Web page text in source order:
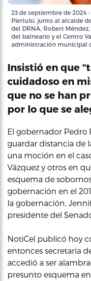
23 de septiembre de 2024
Pierluisi, junto al alcalde
del DRNA, Robert
del balneario y el Centro
administración municipal
Insistió en que
cuidadoso en
que no se han
por lo que se
El gobernador Pedro
guardar distancia de
una moción en el
Vázquez y otros en
esquema de
gobernación en el
la gobernación,
presidente del
NotiCel publicó hoy
entonces secretaria
accedió a ser
presunto esquema